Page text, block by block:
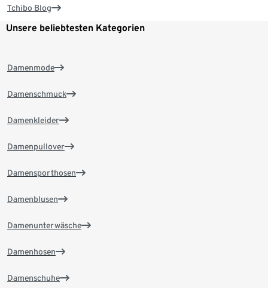
Tchibo Blog
Unsere beliebtesten Kategorien
Damenmode
Damenschmuck
Damenkleider
Damenpullover
Damensporthosen
Damenblusen
Damenunterwäsche
Damenhosen
Damenschuhe